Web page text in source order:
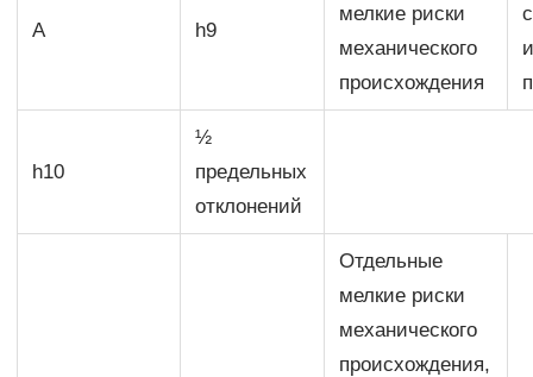
А h9
мелкие риски
механического
происхождения
h10
½
предельных
отклонений
Отдельные
мелкие риски
механического
происхождения,